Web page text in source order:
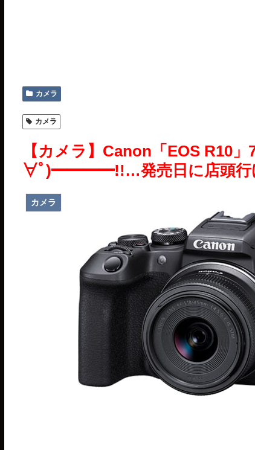
カメラ
カメラ
【カメラ】Canon「EOS R10
∀ﾟ)━━━━!!…発売日に店頭行
カメラ